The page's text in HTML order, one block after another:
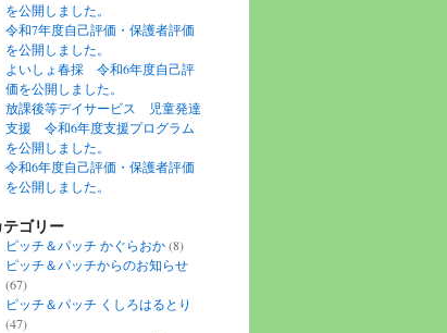
を公開しました。
令和7年度自己評価・保護者評価
を公開しました。
よいしょ春採 令和6年度自己評
価を公開しました。
放課後等デイサービス 児童発達
支援 令和6年度支援プログラム
を公開しました。
令和6年度自己評価・保護者評価
を公開しました。
テゴリー
ピッチ＆パッチ かぐらおか(8)
ピッチ＆パッチからのお知らせ
(67)
ピッチ＆パッチ くしろはるとり
(47)